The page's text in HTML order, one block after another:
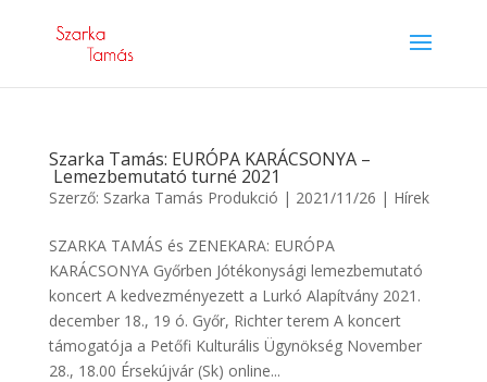
Szarka Tamás: EURÓPA KARÁCSONYA –
Lemezbemutató turné 2021
Szerző: Szarka Tamás Produkció | 2021/11/26 | Hírek
SZARKA TAMÁS és ZENEKARA: EURÓPA
KARÁCSONYA Győrben Jótékonysági lemezbemutató
koncert A kedvezményezett a Lurkó Alapítvány 2021.
december 18., 19 ó. Győr, Richter terem A koncert
támogatója a Petőfi Kulturális Ügynökség November
28., 18.00 Érsekújvár (Sk) online...